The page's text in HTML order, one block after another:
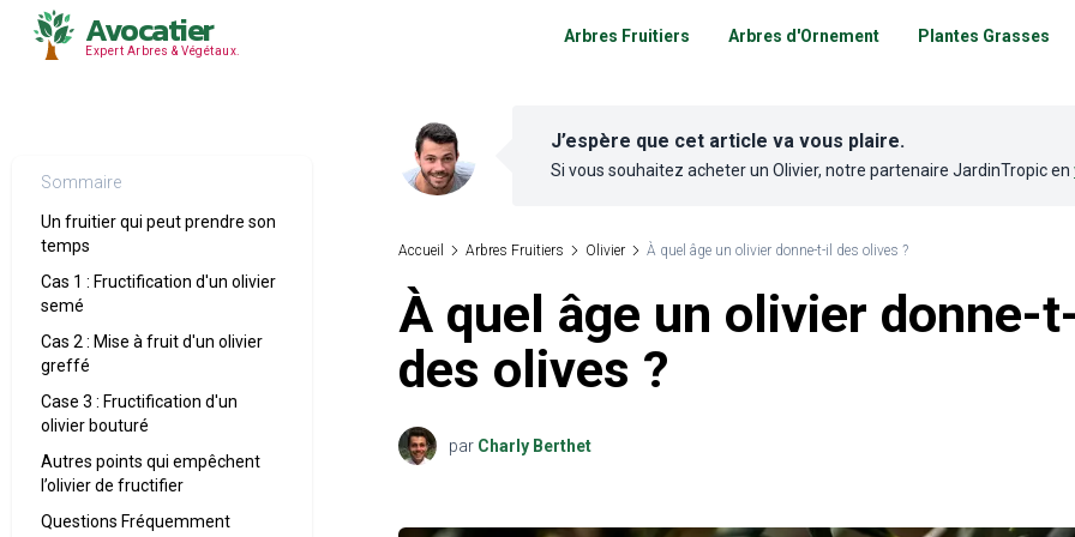
Avocatier
Expert Arbres & Végétaux.
Arbres Fruitiers Arbres d'Ornement Plantes Grasses
Sommaire
Un fruitier qui peut prendre son
temps
Cas 1 : Fructification d'un olivier
semé
Cas 2 : Mise à fruit d'un olivier
greffé
Case 3 : Fructification d'un
olivier bouturé
Autres points qui empêchent
l’olivier de fructifier
Questions Fréquemment
J’espère que cet article va vous plaire.
Si vous souhaitez acheter un Olivier, notre partenaire JardinTropicen
Accueil Arbres Fruitiers Olivier À quel âge un olivier donne-t-il des olives ?
À quel âge un olivier donne-
des olives ?
par Charly Berthet